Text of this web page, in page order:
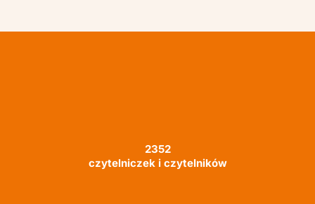
2352
czytelniczek i czytelników